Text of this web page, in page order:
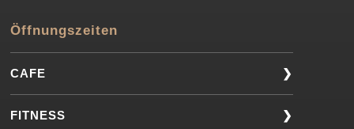
Öffnungszeiten
CAFE
Freitag 06.00 – 01.30 Uhr
FITNESS